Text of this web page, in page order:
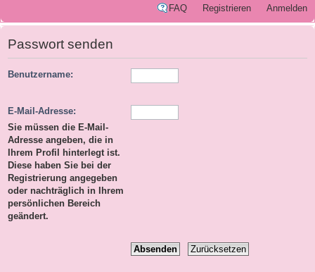
FAQ Registrieren Anmelden
Passwort senden
Benutzername:
E-Mail-Adresse:
Sie müssen die E-Mail-
Adresse angeben, die in
Ihrem Profil hinterlegt ist.
Diese haben Sie bei der
Registrierung angegeben
oder nachträglich in Ihrem
persönlichen Bereich
geändert.